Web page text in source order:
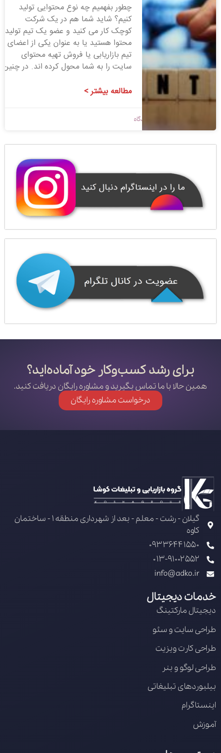
چطور بفهمیم چه نوع محتوایی تولید
کنیم؟ شاید شما هم در یک شرکت
کوچک کار می­ کنید و عضو یک تیم تولید
محتوا هستید یا به عنوان یکی از اعضای
تیم بازاریابی یا فروش تهیه محتوای
سایت را به شما محول کرده اند. در چنین
مطالعه بیشتر >
بدون دیدگاه
برای رشد کسب‌وکار خود آماده‌اید؟
همین حالا با ما تماس بگیرید و مشاوره رایگان دریافت کنید.
درخواست مشاوره رایگان
گیلان - رشت - معلم - بعد از شهرداری منطقه 1 - ساختمان
کاوه
09336441550
013-91002552
info@adko.ir
خدمات دیجیتال
دیجیتال مارکتینگ
طراحی سایت و سئو
طراحی کارت ویزیت
طراحی لوگو و بنر
بیلبوردهای تبلیغاتی
اینستاگرام
آموزش